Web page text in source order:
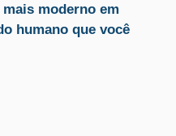
moderno em
humano que você